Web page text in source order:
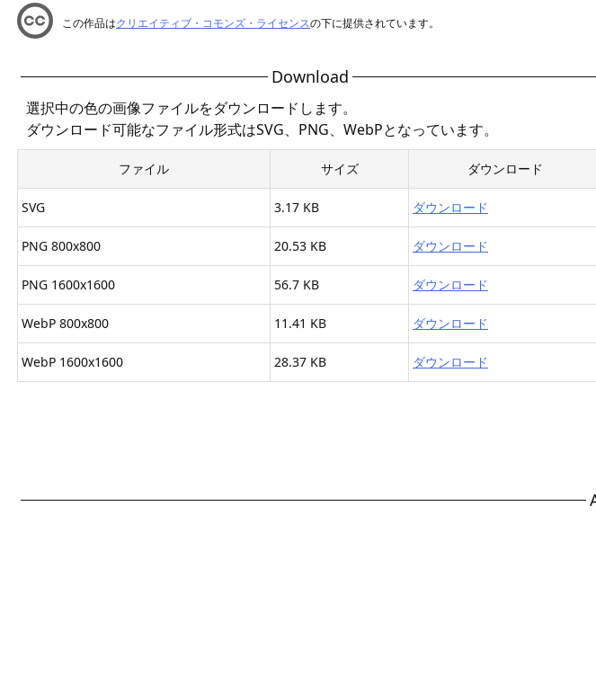
この作品はクリエイティブ・コモンズ・ライセンスの下に提供されています。
Download
選択中の色の画像ファイルをダウンロードします。
ダウンロード可能なファイル形式はSVG、PNG、WebPとなっています。
ファイル サイズ ダウンロード
SVG 3.17 KB ダウンロード
PNG 800x800 20.53 KB ダウンロード
PNG 1600x1600 56.7 KB ダウンロード
WebP 800x800 11.41 KB ダウンロード
WebP 1600x1600 28.37 KB ダウンロード